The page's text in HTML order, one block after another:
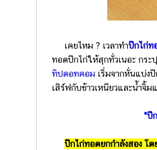
เคยไหม ? เวลาทำปีกไก่ท
ทอดปีกไก่ให้สุกทั่วเนอะ กร
ทิปดอทคอม เริ่มจากหั่นแบ่ง
เสิร์ฟกับข้าวเหนียวและน้ำจิ้ม
"ปี
ปีกไก่ทอดยกกำลังสอง โด